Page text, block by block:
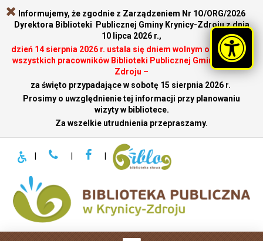
Informujemy, że zgodnie z Zarządzeniem Nr 1O/ORG/2026
Dyrektora Biblioteki Publicznej Gminy Krynicy-Zdroju z dnia
10 lipca 2026 r.,
dzień 14 sierpnia 2026 r. ustala się dniem wolnym od pracy dla
wszystkich pracowników Biblioteki Publicznej Gminy Krynicy-
Zdroju –
za święto przypadające w sobotę 15 sierpnia 2026 r.
Prosimy o uwzględnienie tej informacji przy planowaniu
wizyty w bibliotece.
Za wszelkie utrudnienia przepraszamy.